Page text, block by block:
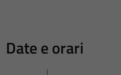
Date e orari